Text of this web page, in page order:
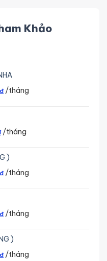
Khảo
₫/tháng
/tháng
)
₫/tháng
₫/tháng
)
₫/tháng